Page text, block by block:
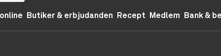
Butiker & erbjudanden Recept Medlem Bank &